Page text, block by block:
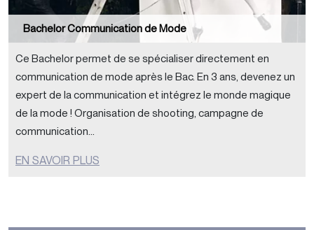
Bachelor Communication de Mode
Ce Bachelor permet de se spécialiser directement en
communication de mode après le Bac. En 3 ans, devenez un
expert de la communication et intégrez le monde magique
de la mode ! Organisation de shooting, campagne de
communication...
EN SAVOIR PLUS